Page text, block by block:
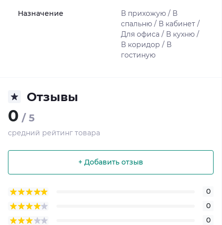
Назначение
В прихожую / В
спальню / В кабинет /
Для офиса / В кухню /
В коридор / В
гостиную
Отзывы
0 / 5
средний рейтинг товара
+ Добавить отзыв
0
0
0